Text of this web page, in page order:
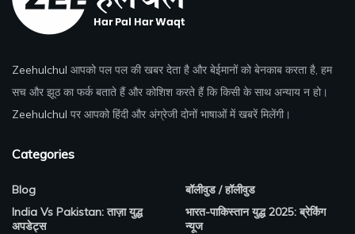
Zeehulchul आपको पल पल की खबर देता है और बेईमानों को बेनकाब करता है, हम
सच और झूठ का फर्क बताते हैं और कोशिश करते हैं कि किसी के साथ अन्याय न हो।
Zeehulchul पर आपको हिंदी और अंग्रेजी दोनों भाषाओं में खबरें मिलेंगी।
Categories
Blog
India Vs Pakistan: ताज़ा युद्ध
अपडेट्स
बॉलीवुड / हॉलीवुड
भारत-पाकिस्तान युद्ध 2025: ब्रेकिंग
न्यूज